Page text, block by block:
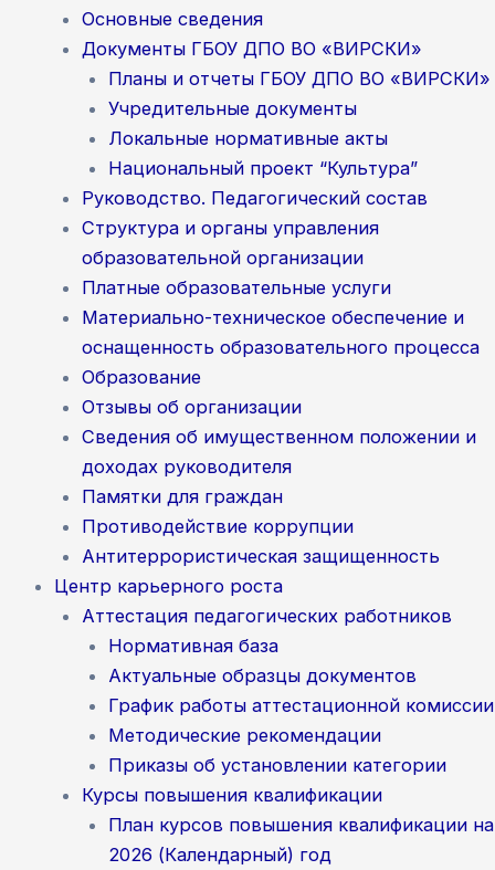
Основные сведения
Документы ГБОУ ДПО ВО «ВИРСКИ»
Планы и отчеты ГБОУ ДПО ВО «ВИРСКИ»
Учредительные документы
Локальные нормативные акты
Национальный проект “Культура”
Руководство. Педагогический состав
Структура и органы управления
образовательной организации
Платные образовательные услуги
Материально-техническое обеспечение и
оснащенность образовательного процесса
Образование
Отзывы об организации
Сведения об имущественном положении и
доходах руководителя
Памятки для граждан
Противодействие коррупции
Антитеррористическая защищенность
Центр карьерного роста
Аттестация педагогических работников
Нормативная база
Актуальные образцы документов
График работы аттестационной комиссии
Методические рекомендации
Приказы об установлении категории
Курсы повышения квалификации
План курсов повышения квалификации на
2026 (Календарный) год